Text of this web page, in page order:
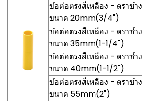
ข้อต่อตรงสีเหลือง - ตราช้าง
ขนาด 20mm(3/4")
ข้อต่อตรงสีเหลือง - ตราช้าง
ขนาด 35mm(1-1/4")
ข้อต่อตรงสีเหลือง - ตราช้าง
ขนาด 40mm(1-1/2")
ข้อต่อตรงสีเหลือง - ตราช้าง
ขนาด 55mm(2")